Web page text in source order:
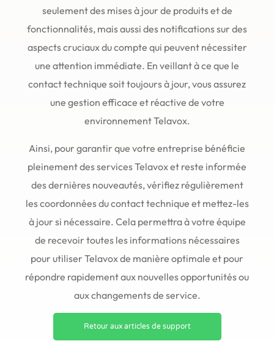
seulement des mises à jour de produits et de
fonctionnalités, mais aussi des notifications sur des
aspects cruciaux du compte qui peuvent nécessiter
une attention immédiate. En veillant à ce que le
contact technique soit toujours à jour, vous assurez
une gestion efficace et réactive de votre
environnement Telavox.
Ainsi, pour garantir que votre entreprise bénéficie
pleinement des services Telavox et reste informée
des dernières nouveautés, vérifiez régulièrement
les coordonnées du contact technique et mettez-les
à jour si nécessaire. Cela permettra à votre équipe
de recevoir toutes les informations nécessaires
pour utiliser Telavox de manière optimale et pour
répondre rapidement aux nouvelles opportunités ou
aux changements de service.
Retour aux articles de support